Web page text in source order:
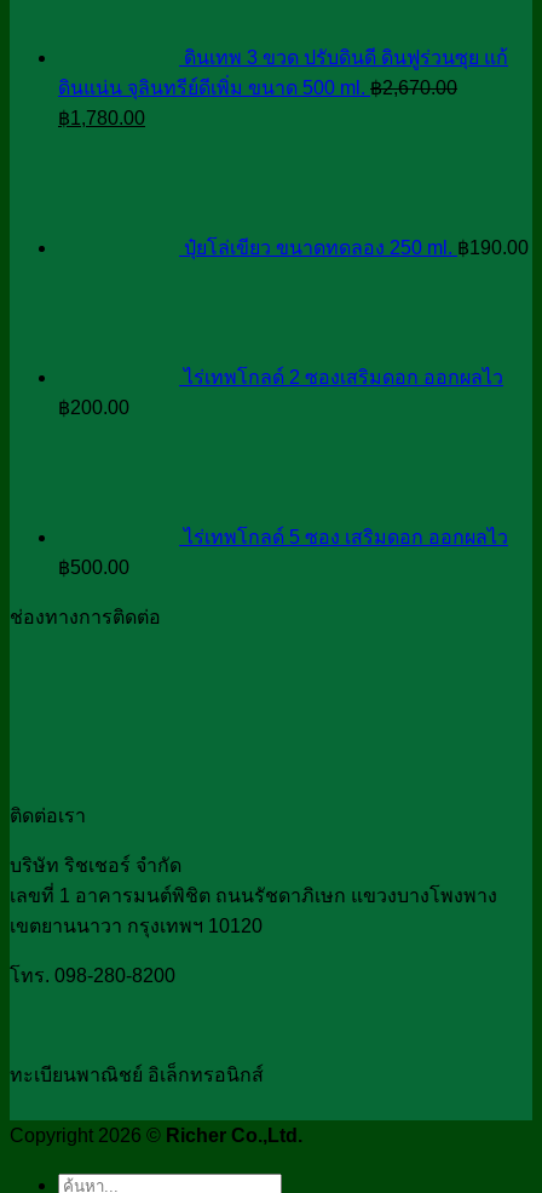
ดินเทพ 3 ขวด ปรับดินดี ดินฟูร่วนซุย แก้
ดินแน่น จุลินทรีย์ดีเพิ่ม ขนาด 500 ml. ฿2,670.00
Original
฿1,780.00Current
ปุ๋ยโล่เขียว ขนาดทดลอง 250 ml. ฿190.00
ไร่เทพโกลด์ 2 ซองเสริมดอก ออกผลไว
฿200.00
ไร่เทพโกลด์ 5 ซอง เสริมดอก ออกผลไว
฿500.00
ช่องทางการติดต่อ
ติดต่อเรา
บริษัท ริชเชอร์ จำกัด
เลขที่ 1 อาคารมนต์พิชิต ถนนรัชดาภิเษก แขวงบางโพงพาง
เขตยานนาวา กรุงเทพฯ 10120
โทร. 098-280-8200
ทะเบียนพาณิชย์ อิเล็กทรอนิกส์
Copyright 2026 © Richer Co.,Ltd.
Search